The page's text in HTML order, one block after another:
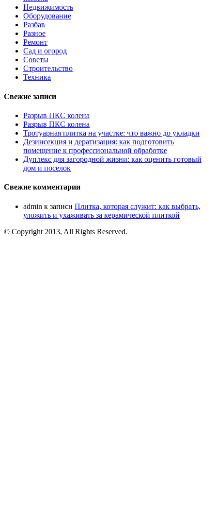
Недвижимость
Оборудование
Разбав
Разное
Ремонт
Сад и огород
Советы
Строительство
Техника
Свежие записи
Разрыв ПКС колена
Разрыв ПКС колена
Тротуарная плитка на участке: что важно до укладки
Дезинсекция и дератизация: как подготовить
помещение к профессиональной обработке
Дуплекс для загородной жизни: как оценить готовый
дом и поселок
Свежие комментарии
admin к записи Плитка, которая служит: как выбрать,
уложить и ухаживать за керамической плиткой
© Copyright 2013, All Rights Reserved.